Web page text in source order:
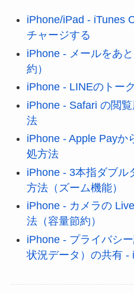
iPhone/iPad - iTunes
チャージする
iPhone - メールをあ
約）
iPhone - LINEのトー
iPhone - Safari の閲
法
iPhone - Apple Payか
処方法
iPhone - 3本指ダブル
方法（ズーム機能）
iPhone - カメラの
法（容量節約）
iPhone - プライバシ
状況データ）の共有 -